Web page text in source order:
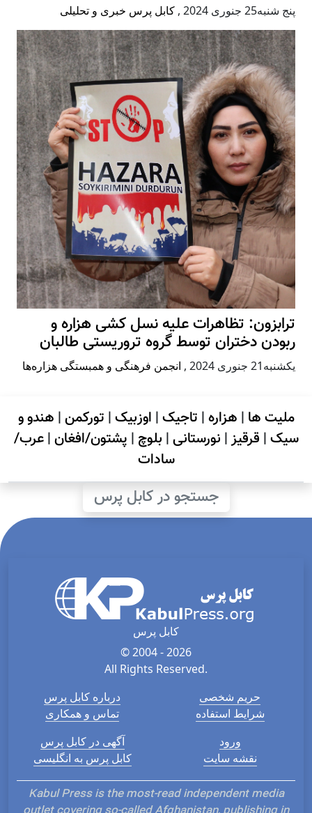
پنج شنبه25 جنوری 2024 , کابل پرس خبری و تحلیلی
ترابزون: تظاهرات علیه نسل کشی هزاره و
ربودن دختران توسط گروه تروریستی طالبان
يكشنبه21 جنوری 2024 , انجمن فرهنگی و همبستگی هزاره‌ها
ملیت ها | هزاره| تاجیک| اوزبیک| تورکمن| هندو و
سیک| قرقیز| نورستانی| بلوچ | پشتون/افغان|عرب/
سادات
جستجو در کابل پرس
کابل پرس
© 2004 - 2026
All Rights Reserved.
درباره کابل پرس
تماس و همکاری
حریم شخصی
شرایط استفاده
آگهی در کابل پرس
کابل پرس به انگلیسی
ورود
نقشه سایت
Kabul Press is the most-read independent media